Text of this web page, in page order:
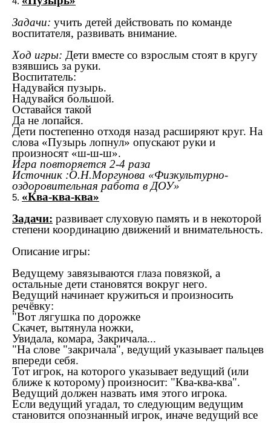
Задачи: учить детей действовать по команде
воспитателя, развивать внимание.
Ход игры: Дети вместе со взрослым стоят в кругу
взявшись за руки.
Воспитатель:
Надувайся пузырь.
Надувайся большой.
Оставайся такой
Да не лопайся.
Дети постепенно отходя назад расширяют круг. На
слова «Пузырь лопнул» опускают руки и
произносят «ш-ш-ш».
Игра повторяется 2-4 раза
Источник :О.Н.Моргунова «Физкультурно-
оздоровительная работа в ДОУ»
«Ква-ква-ква»
Задачи: развивает слуховую память и в некоторой
степени координацию движений и внимательность.
Описание игры:
Ведущему завязываются глаза повязкой, а
остальные дети становятся вокруг него.
Ведущий начинает кружиться и произносить
речёвку:
"Вот лягушка по дорожке
Скачет, вытянула ножки,
Увидала, комара, Закричала...
"На слове "закричала", ведущий указывает пальцев
впереди себя.
Тот игрок, на которого указывает ведущий (или
ближе к которому) произносит: "Ква-ква-ква".
Ведущий должен назвать имя этого игрока.
Если ведущий угадал, то следующим ведущим
становится опознанный игрок, иначе ведущий все